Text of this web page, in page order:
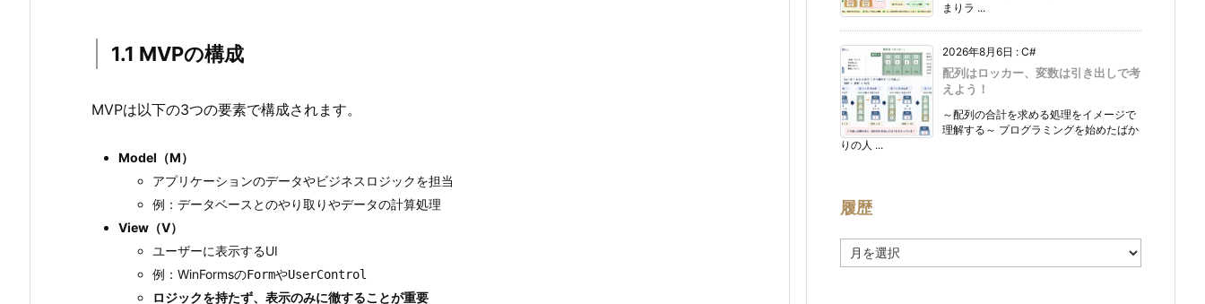
は？
1.
1
M
P
の
構
成
1.1 MVPの構成
MVPは以下の3つの要素で構成されます。
Model（M）
アプリケーションのデータやビジネスロジックを担当
例：データベースとのやり取りやデータの計算処理
View（V）
ユーザーに表示するUI
例：WinFormsのFormやUserControl
ロジックを持たず、表示のみに徹することが重要
まりラ ...
2026年8月6日 : C#
配列はロッカー、変数は引き出しで考
えよう！
～配列の合計を求める処理をイメージで
理解する～ プログラミングを始めたばか
りの人 ...
履歴
歴